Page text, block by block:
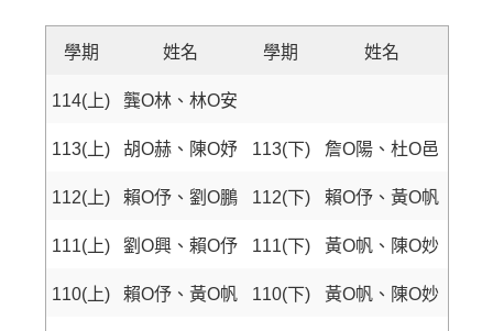
學期 姓名 學期 姓名
114(上) 龔O林、林O安
113(上) 胡O赫、陳O妤 113(下) 詹O陽、杜O邑
112(上) 賴O伃、劉O鵬 112(下) 賴O伃、黃O帆
111(上) 劉O興、賴O伃 111(下) 黃O帆、陳O妙
110(上) 賴O伃、黃O帆 110(下) 黃O帆、陳O妙